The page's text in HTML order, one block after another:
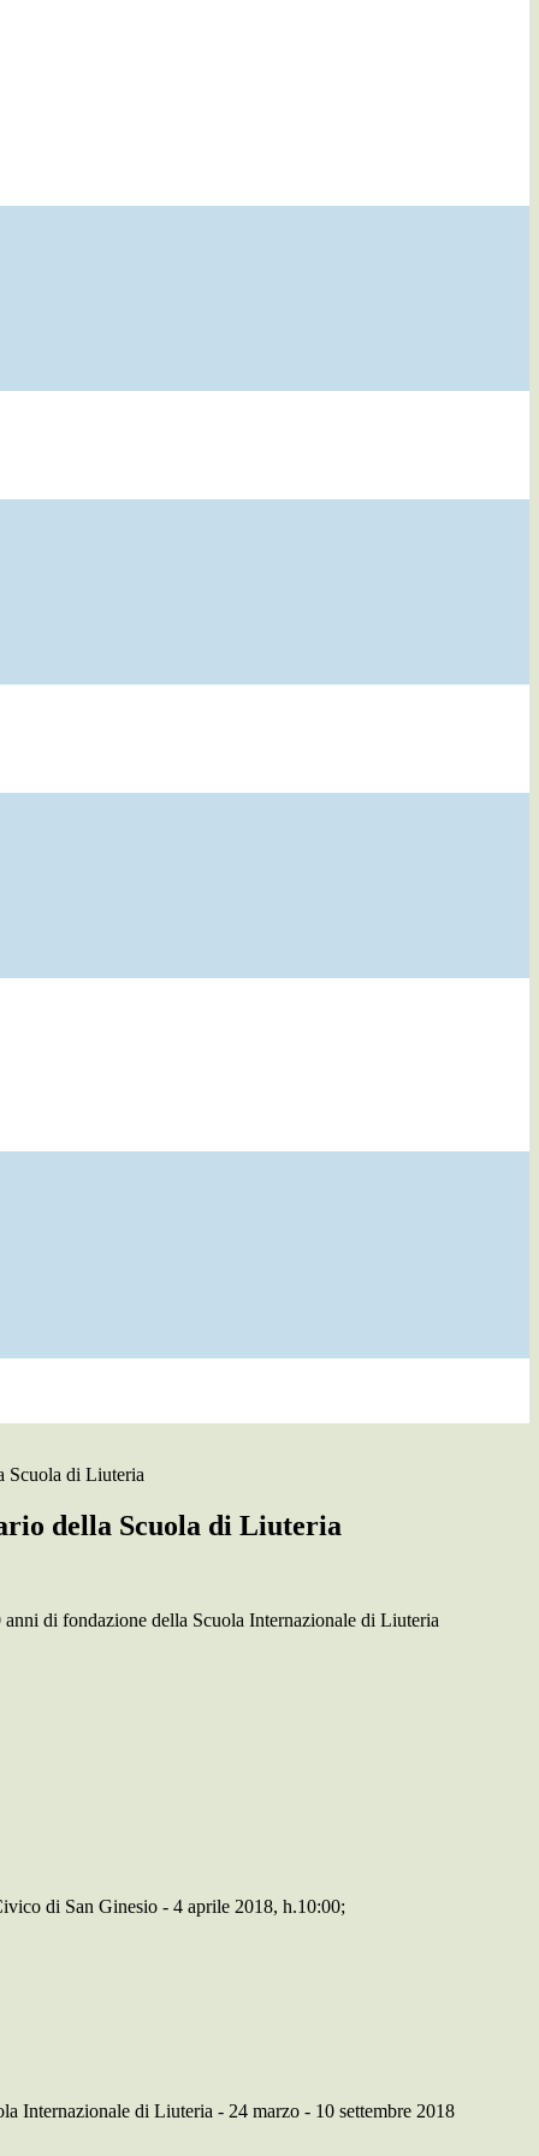
Scuola di Liuteria
della Scuola di Liuteria
di fondazione della Scuola Internazionale di Liuteria
di San Ginesio - 4 aprile 2018, h.10:00;
Internazionale di Liuteria - 24 marzo - 10 settembre 2018